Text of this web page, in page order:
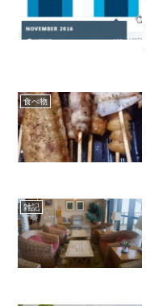
食べ物
雑記